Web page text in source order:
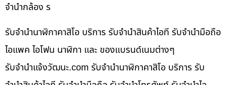
จำนำกล้อง ร
รับจำนำนาฬิกาคาสิโอ บริการ รับจำนำสินค้าไอที รับจำนำมือถือ
ไอแพค ไอโฟน นาฬิกา และ ของแบรนด์เนมต่างๆ
รับจํานําแจ้งวัฒนะ.com รับจำนำนาฬิกาคาสิโอ บริการ รับ